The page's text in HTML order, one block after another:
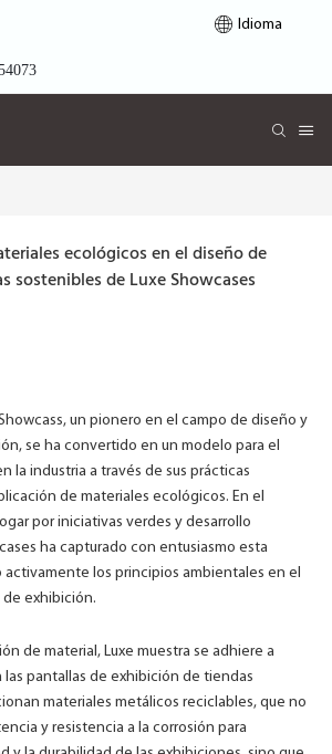
Idioma
ecológicos en el diseño de
sostenibles de Luxe Showcases
un pionero en el campo de diseño y
se ha convertido en un modelo para el
la industria a través de sus prácticas
de materiales ecológicos. En el
por iniciativas verdes y desarrollo
ha capturado con entusiasmo esta
los principios ambientales en el
exhibición.
de material, Luxe muestra se adhiere a
las pantallas de exhibición de tiendas
materiales metálicos reciclables, que no
y resistencia a la corrosión para